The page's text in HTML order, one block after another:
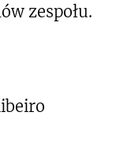
zespołu.